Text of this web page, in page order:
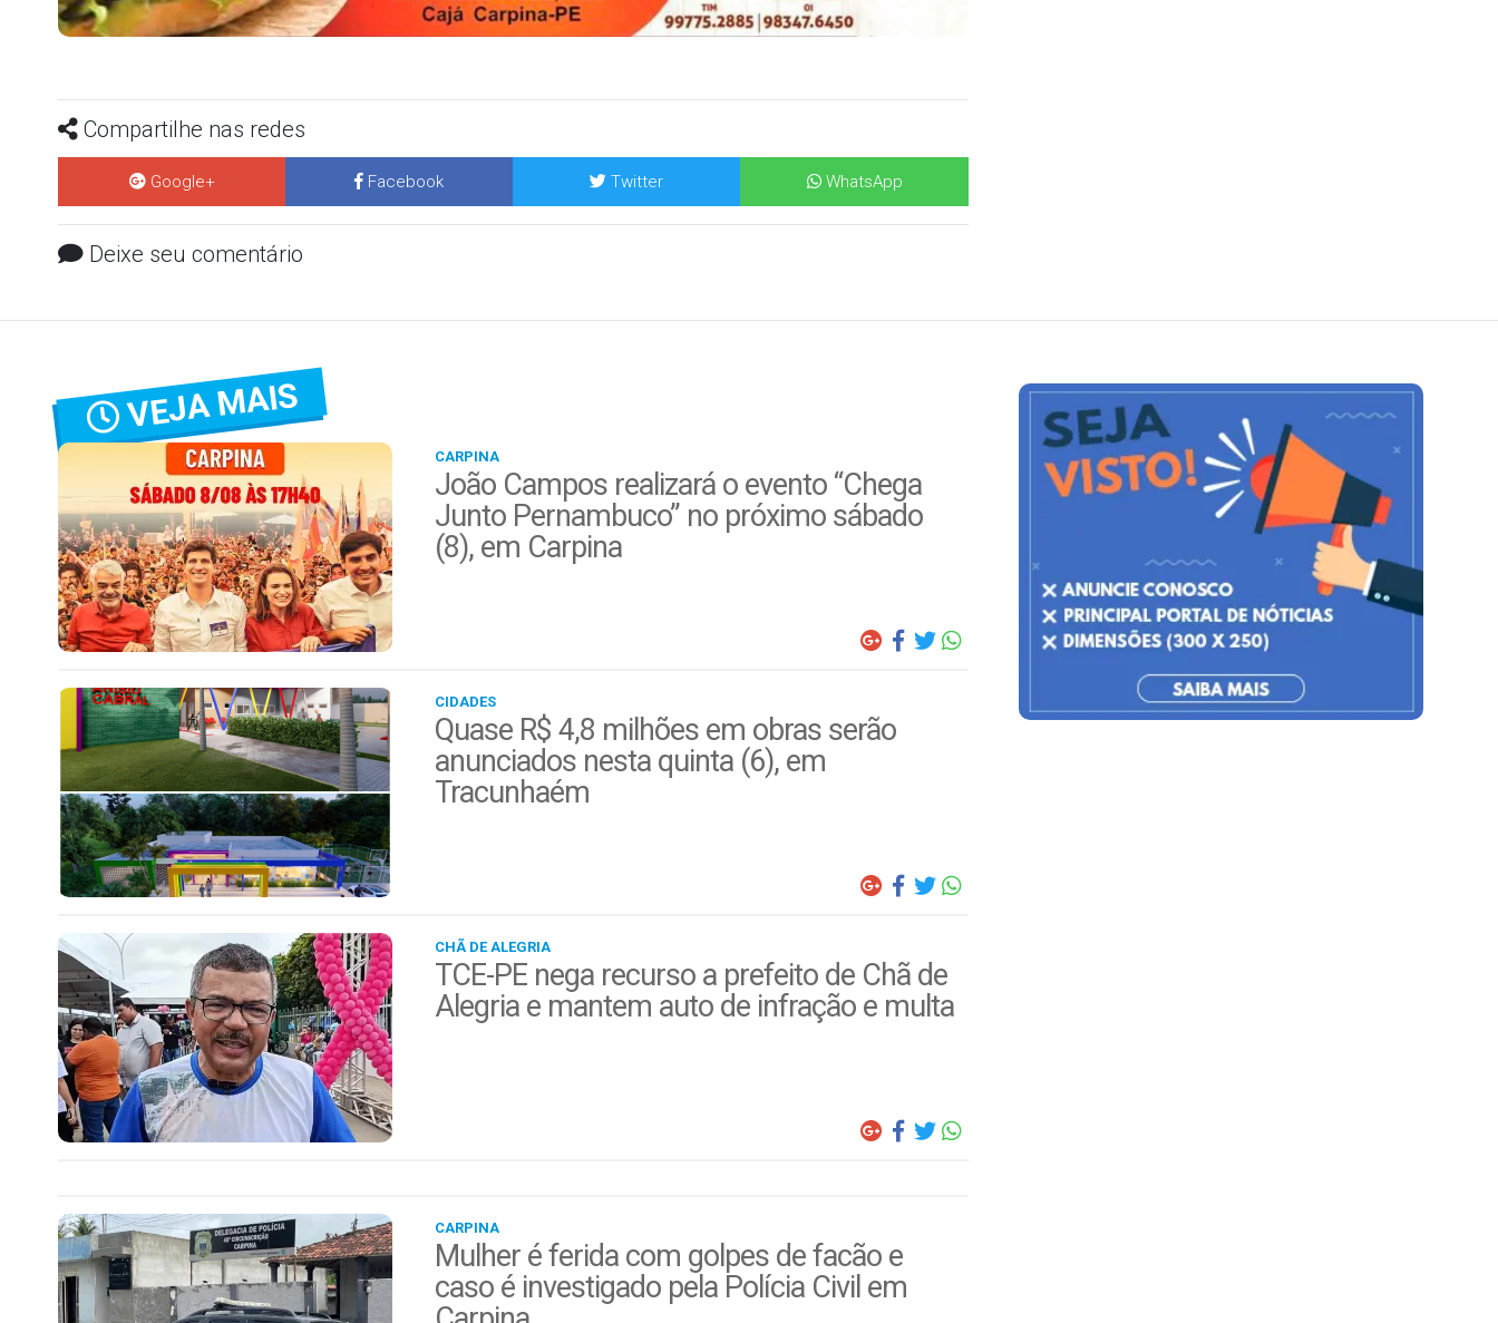
Compartilhe nas redes
Google+ Facebook Twitter WhatsApp
Deixe seu comentário
VEJA MAIS
CARPINA
João Campos realizará o evento “Chega
Junto Pernambuco” no próximo sábado
(8), em Carpina
CIDADES
Quase R$ 4,8 milhões em obras serão
anunciados nesta quinta (6), em
Tracunhaém
CHÃ DE ALEGRIA
TCE-PE nega recurso a prefeito de Chã de
Alegria e mantem auto de infração e multa
CARPINA
Mulher é ferida com golpes de facão e
caso é investigado pela Polícia Civil em